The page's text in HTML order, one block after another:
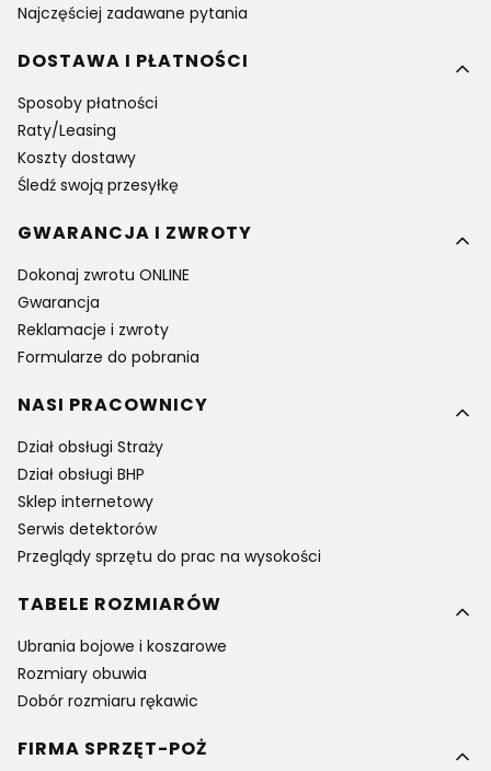
Najczęściej zadawane pytania
DOSTAWA I PŁATNOŚCI
Sposoby płatności
Raty/Leasing
Koszty dostawy
Śledź swoją przesyłkę
GWARANCJA I ZWROTY
Dokonaj zwrotu ONLINE
Gwarancja
Reklamacje i zwroty
Formularze do pobrania
NASI PRACOWNICY
Dział obsługi Straży
Dział obsługi BHP
Sklep internetowy
Serwis detektorów
Przeglądy sprzętu do prac na wysokości
TABELE ROZMIARÓW
Ubrania bojowe i koszarowe
Rozmiary obuwia
Dobór rozmiaru rękawic
FIRMA SPRZĘT-POŻ